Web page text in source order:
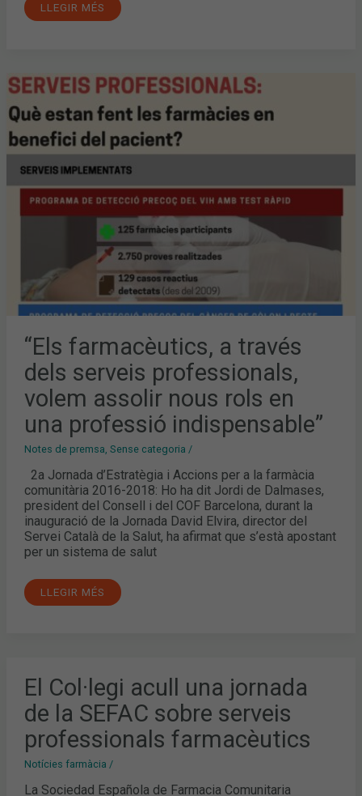
LLEGIR MÉS
“Els farmacèutics, a través
dels serveis professionals,
volem assolir nous rols en
una professió indispensable”
Notes de premsa Sense categoria /
2a Jornada d’Estratègia i Accions per a la farmàcia
comunitària 2016-2018: Ho ha dit Jordi de Dalmases,
president del Consell i del COF Barcelona, durant la
inauguració de la Jornada David Elvira, director del
Servei Català de la Salut, ha afirmat que s’està apostant
per un sistema de salut
“ELS
FARMACÈUTICS,
A
TRAVÉS
DELS
SERVEIS
PROFESSIONALS,
VOLEM
NOUS
EN
UNA
PROFESSIÓ
INDISPENSABLE”
LLEGIR MÉS
El Col·legi acull una jornada
de la SEFAC sobre serveis
professionals farmacèutics
Notícies farmàcia /
La Sociedad Española de Farmacia Comunitaria
EL
COL·LEGI
ACULL
UNA
JORNADA
DE
LA
SOBRE
PROFESSIONALS